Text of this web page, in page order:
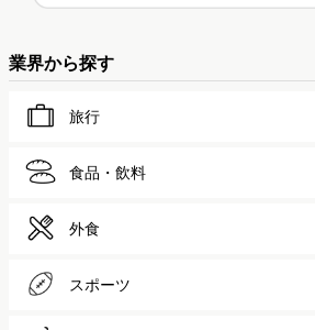
業界から探す
旅行
食品・飲料
外食
スポーツ